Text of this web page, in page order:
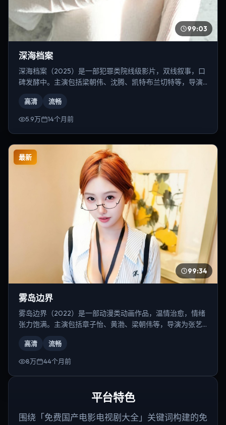
99:03
深海档案
深海档案（2025）是一部犯罪类院线级影片，双线叙事，口
碑发酵中。主演包括梁朝伟、沈腾、凯特·布兰切特等，导演
高清 流畅
5.9万 14个月前
最新
99:34
雾岛边界
雾岛边界（2022）是一部动漫类动画作品，温情治愈，情绪
张力饱满。主演包括章子怡、黄渤、梁朝伟等，导演为张艺
高清 流畅
8万 44个月前
平台特色
围绕「免费国产电影电视剧大全」关键词构建的免